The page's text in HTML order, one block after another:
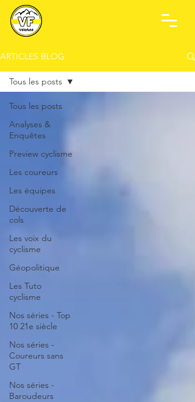
ARTICLES BLOG
Tous les posts
Analyses &
Enquêtes
Preview cyclisme
Les coureurs
Les équipes
Découverte de
cols
Les voix du
cyclisme
Géopolitique
Les Tuto
cyclisme
Nos séries - Top
10 21e siècle
Nos séries -
Coureurs sans
GT
Nos séries -
Baroudeurs
Tous les posts